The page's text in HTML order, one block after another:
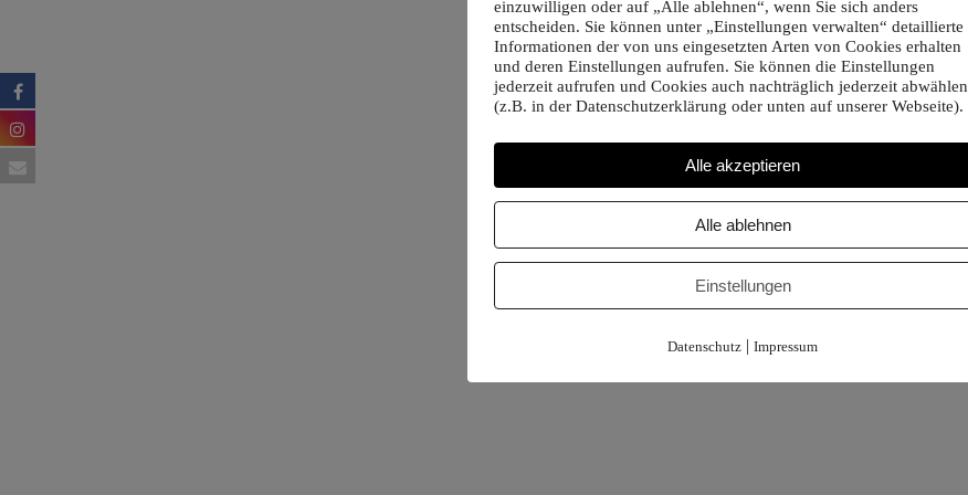
einzuwilligen oder auf „Alle ablehnen“, wenn Sie sich anders
entscheiden. Sie können unter „Einstellungen verwalten“ detaillierte
Informationen der von uns eingesetzten Arten von Cookies erhalten
und deren Einstellungen aufrufen. Sie können die Einstellungen
jederzeit aufrufen und Cookies auch nachträglich jederzeit abwählen
(z.B. in der Datenschutzerklärung oder unten auf unserer Webseite).
Alle akzeptieren
Alle ablehnen
Einstellungen
Datenschutz | Impressum